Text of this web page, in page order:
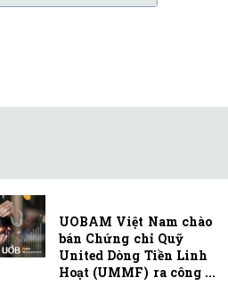
UOBAM Việt Nam chào
bán Chứng chỉ Quỹ
United Dòng Tiền Linh
Hoạt (UMMF) ra công ...